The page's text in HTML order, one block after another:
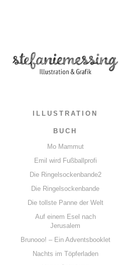
ILLUSTRATION
BUCH
Mo Mammut
Emil wird Fußballprofi
Die Ringelsockenbande2
Die Ringelsockenbande
Die tollste Panne der Welt
Auf einem Esel nach
Jerusalem
Brunooo! – Ein Adventsbooklet
Nachts im Töpferladen